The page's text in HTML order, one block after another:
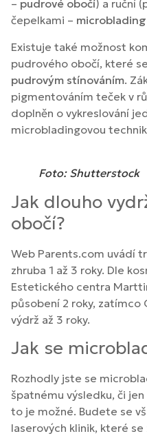
– pudrové obočí) a ruční
čepelkami – microblading
Existuje také možnost
pudrového obočí, které
pudrovým stínováním.
pigmentováním teček v
doplněn o vykreslování
microbladingovou
Foto: Shutterstock
Jak dlouho
obočí?
Web Parents.com uvádí
zhruba 1 až 3 roky. Dle
Estetického centra
působení 2 roky, zatímco
výdrž až 3 roky.
Jak se
Rozhodly jste se
špatnému výsledku, či
to je možné. Budete se
laserových klinik, které